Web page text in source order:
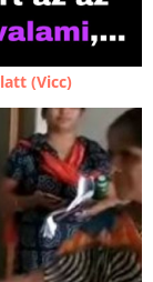
(Vicc)